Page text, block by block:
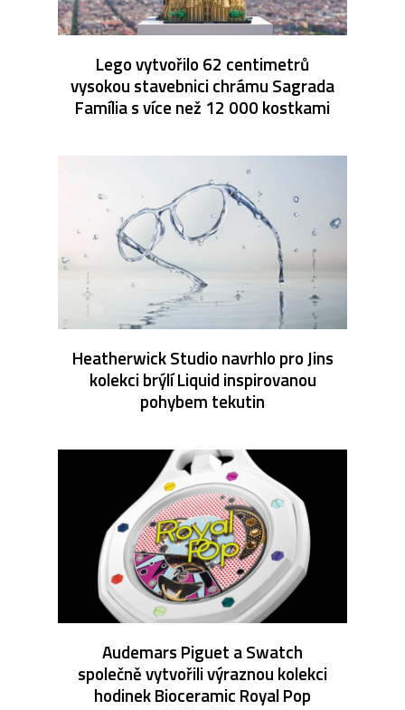
Lego vytvořilo 62 centimetrů
vysokou stavebnici chrámu Sagrada
Família s více než 12 000 kostkami
Heatherwick Studio navrhlo pro Jins
kolekci brýlí Liquid inspirovanou
pohybem tekutin
Audemars Piguet a Swatch
společně vytvořili výraznou kolekci
hodinek Bioceramic Royal Pop